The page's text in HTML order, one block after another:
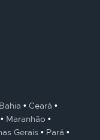
Bahia
Ceará
Maranhão
Gerais
Pará